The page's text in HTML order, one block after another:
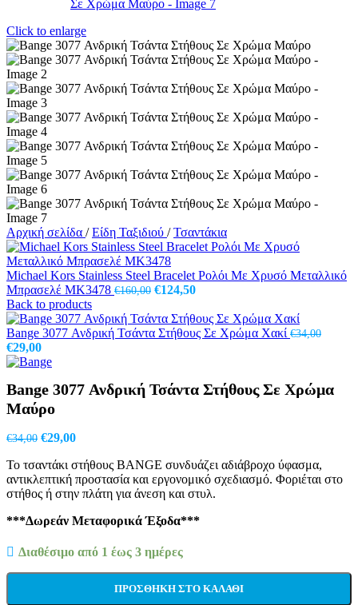
Click to enlarge
Αρχική σελίδα / Είδη Ταξιδιού / Τσαντάκια
Michael Kors Stainless Steel Bracelet Ρολόι Με Χρυσό Μεταλλικό
Μπρασελέ MK3478 €160,00 Original
was:
€160,00.
€124,50Η
τιμή
είναι:
Back to products
Bange 3077 Ανδρική Τσάντα Στήθους Σε Χρώμα Χακί €34,00
Original
price
€34,00.
€29,00Η
τρέχουσα
είναι:
€29,00.
Bange 3077 Ανδρική Τσάντα Στήθους Σε Χρώμα
Μαύρο
€34,00 Original
was:
€34,00.
€29,00Η
τιμή
είναι:
€29,00.
Το τσαντάκι στήθους BANGE συνδυάζει αδιάβροχο ύφασμα,
αντικλεπτική προστασία και εργονομικό σχεδιασμό. Φοριέται στο
στήθος ή στην πλάτη για άνεση και στυλ.
***Δωρεάν Μεταφορικά Έξοδα***
Διαθέσιμο από 1 έως 3 ημέρες
ΠΡΟΣΘΉΚΗ ΣΤΟ ΚΑΛΆΘΙ